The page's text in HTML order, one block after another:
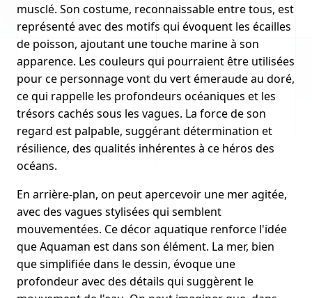
musclé. Son costume, reconnaissable entre tous, est
représenté avec des motifs qui évoquent les écailles
de poisson, ajoutant une touche marine à son
apparence. Les couleurs qui pourraient être utilisées
pour ce personnage vont du vert émeraude au doré,
ce qui rappelle les profondeurs océaniques et les
trésors cachés sous les vagues. La force de son
regard est palpable, suggérant détermination et
résilience, des qualités inhérentes à ce héros des
océans.
En arrière-plan, on peut apercevoir une mer agitée,
avec des vagues stylisées qui semblent
mouvementées. Ce décor aquatique renforce l'idée
que Aquaman est dans son élément. La mer, bien
que simplifiée dans le dessin, évoque une
profondeur avec des détails qui suggèrent le